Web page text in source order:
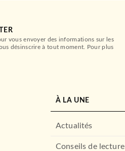
vous envoyer des informations sur les
désinscrire à tout moment. Pour plus
À LA UNE
Actualités
Conseils de lecture